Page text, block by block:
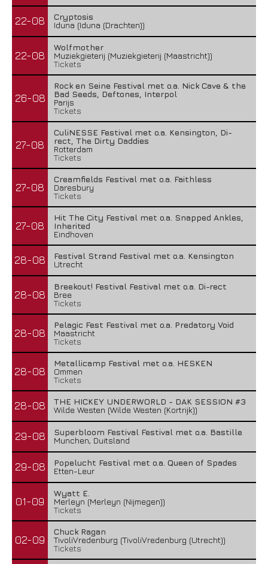
22-08
Cryptosis
Iduna (Iduna (Drachten))
22-08
Wolfmother
Muziekgieterij (Muziekgieterij (Maastricht))
Tickets
26-08
Rock en Seine Festival met o.a. Nick Cave & the
Bad Seeds, Deftones, Interpol
Parijs
Tickets
27-08
CuliNESSE Festival met o.a. Kensington, Di-
rect, The Dirty Daddies
Rotterdam
Tickets
27-08
Creamfields Festival met o.a. Faithless
Daresbury
Tickets
27-08
Hit The City Festival met o.a. Snapped Ankles,
Inherited
Eindhoven
28-08
Festival Strand Festival met o.a. Kensington
Utrecht
28-08
Breekout! Festival Festival met o.a. Di-rect
Bree
Tickets
28-08
Pelagic Fest Festival met o.a. Predatory Void
Maastricht
Tickets
28-08
Metallicamp Festival met o.a. HESKEN
Ommen
Tickets
28-08
THE HICKEY UNDERWORLD - DAK SESSION #3
Wilde Westen (Wilde Westen (Kortrijk))
29-08
Superbloom Festival Festival met o.a. Bastille
Munchen, Duitsland
29-08
Popelucht Festival met o.a. Queen of Spades
Etten-Leur
01-09
Wyatt E.
Merleyn (Merleyn (Nijmegen))
Tickets
02-09
Chuck Ragan
TivoliVredenburg (TivoliVredenburg (Utrecht))
Tickets